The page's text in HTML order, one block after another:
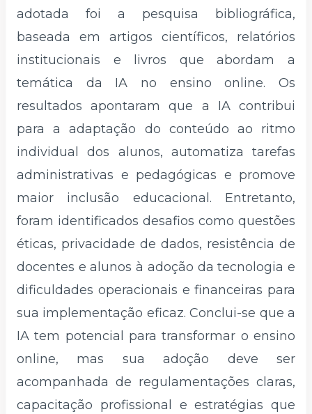
adotada foi a pesquisa bibliográfica,
baseada em artigos científicos, relatórios
institucionais e livros que abordam a
temática da IA no ensino online. Os
resultados apontaram que a IA contribui
para a adaptação do conteúdo ao ritmo
individual dos alunos, automatiza tarefas
administrativas e pedagógicas e promove
maior inclusão educacional. Entretanto,
foram identificados desafios como questões
éticas, privacidade de dados, resistência de
docentes e alunos à adoção da tecnologia e
dificuldades operacionais e financeiras para
sua implementação eficaz. Conclui-se que a
IA tem potencial para transformar o ensino
online, mas sua adoção deve ser
acompanhada de regulamentações claras,
capacitação profissional e estratégias que